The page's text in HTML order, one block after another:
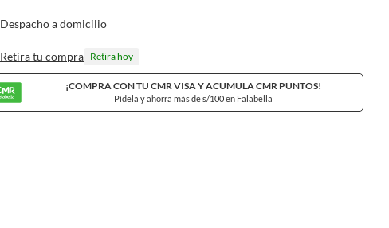
Despacho a domicilio
Retira tu compra Retira hoy
¡COMPRA CON TU CMR VISA Y ACUMULA CMR PUNTOS!
Pídela y ahorra más de s/100 en Falabella